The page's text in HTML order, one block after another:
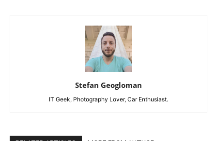
Stefan Geogloman
IT Geek, Photography Lover, Car Enthusiast.